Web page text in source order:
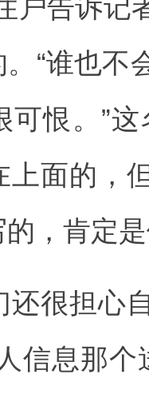
户告诉
“谁也不
可恨。”
上面的，
，肯定
还很担心
信息那